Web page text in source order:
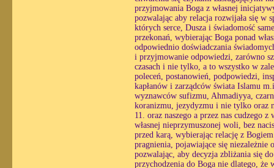
przyjmowania Boga z własnej
pozwalając aby relacja rozwijała się w
których serce, Dusza i świadomość
przekonań, wybierając Boga ponad
odpowiednio doświadczania
i przyjmowanie odpowiedzi, zarówno
czasach i nie tylko, a to wszystko w
poleceń, postanowień, podpowiedzi,
kapłanów i zarządców świata Islamu
wyznawców sufizmu, Ahmadiyya,
koranizmu, jezydyzmu i nie tylko oraz
11. oraz naszego a przez nas cudzego
własnej nieprzymuszonej woli, bez
przed karą, wybierając relację z
pragnienia, pojawiające się
pozwalając, aby decyzja zbliżania się
przychodzenia do Boga nie dlatego, że